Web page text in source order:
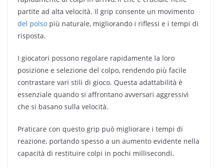
partite ad alta velocità. Il grip consente un movimento
del polso più naturale, migliorando i riflessi e i tempi di
risposta.
I giocatori possono regolare rapidamente la loro
posizione e selezione del colpo, rendendo più facile
contrastare vari stili di gioco. Questa adattabilità è
essenziale quando si affrontano avversari aggressivi
che si basano sulla velocità.
Praticare con questo grip può migliorare i tempi di
reazione, portando spesso a un aumento evidente nella
capacità di restituire colpi in pochi millisecondi.